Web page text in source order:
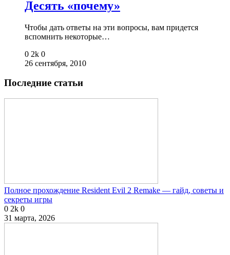
Десять «почему»
Чтобы дать ответы на эти вопросы, вам придется
вспомнить некоторые…
0 2k 0
26 сентября, 2010
Последние статьи
Полное прохождение Resident Evil 2 Remake — гайд, советы и
секреты игры
0 2k 0
31 марта, 2026